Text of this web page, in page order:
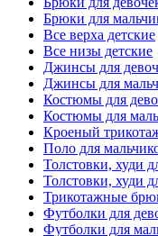
Брюки для
Все верха детские
Все низы детские
Джинсы для
Джинсы для
Костюмы для
Костюмы для
Кроеный
Поло для
Толстовки, худи
Толстовки, худи
Трикотажные
Футболки для
Футболки для